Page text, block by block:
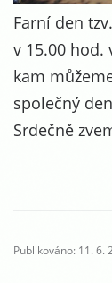
Farní den
v 15.00 hod.
kam
společný
Srdečně
Publikováno: 11. 6.